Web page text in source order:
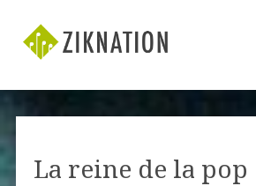
La reine de la pop